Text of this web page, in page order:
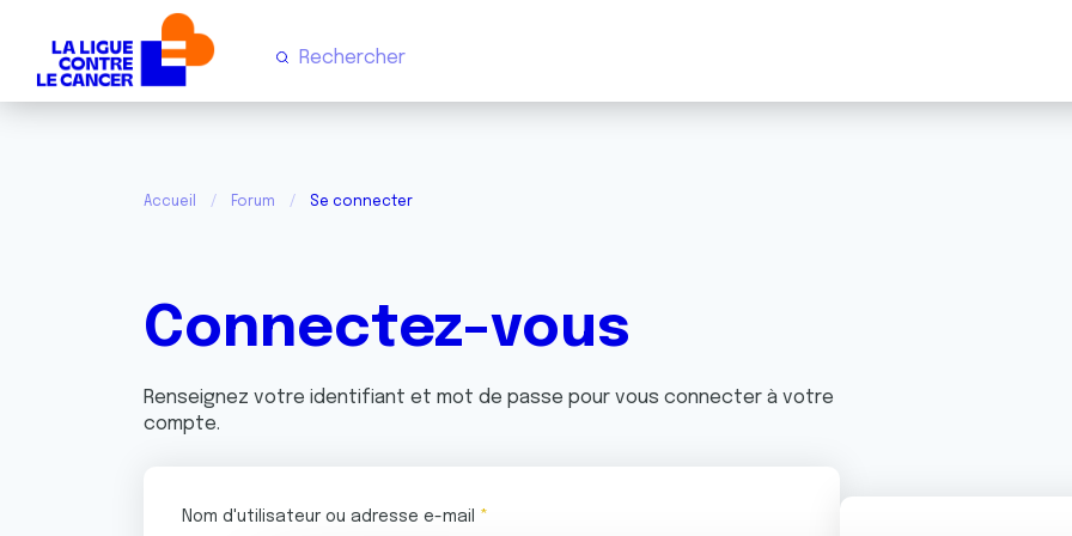
Accueil Forum Se connecter
Connectez-vous
Renseignez votre identifiant et mot de passe pour vous connecter à votre
compte.
Nom d'utilisateur ou adresse e-mail